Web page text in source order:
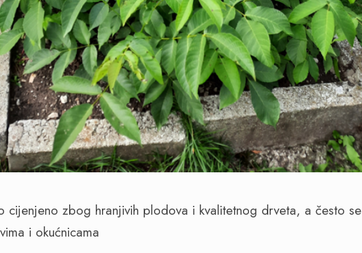
cijenjeno zbog hranjivih plodova i kvalitetnog drveta, a često se
i okućnicama